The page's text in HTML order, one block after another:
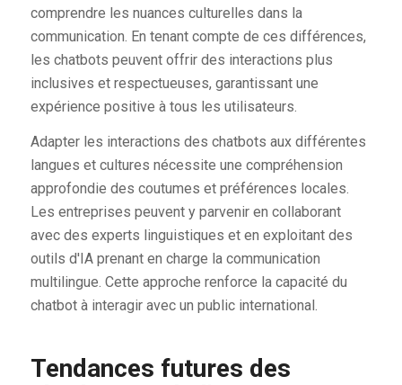
comprendre les nuances culturelles dans la
communication. En tenant compte de ces différences,
les chatbots peuvent offrir des interactions plus
inclusives et respectueuses, garantissant une
expérience positive à tous les utilisateurs.
Adapter les interactions des chatbots aux différentes
langues et cultures nécessite une compréhension
approfondie des coutumes et préférences locales.
Les entreprises peuvent y parvenir en collaborant
avec des experts linguistiques et en exploitant des
outils d'IA prenant en charge la communication
multilingue. Cette approche renforce la capacité du
chatbot à interagir avec un public international.
Tendances futures des